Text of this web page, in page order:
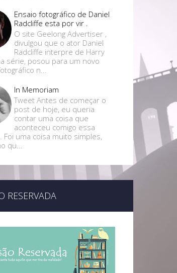
Ensaio fotográfico de Daniel
Radcliffe esta por vir .
O site Geelong Advertiser ,
divulgou que o ator Daniel
Radcliffe interpre de Harry
série, posou para um novo
n...
In Memoriam
Tweet Antes de começar o
post de hoje, eu queria
contar uma coisa que
aconteceu comigo essa
Foi uma coisa muito simples,
qu...
RESERVADA